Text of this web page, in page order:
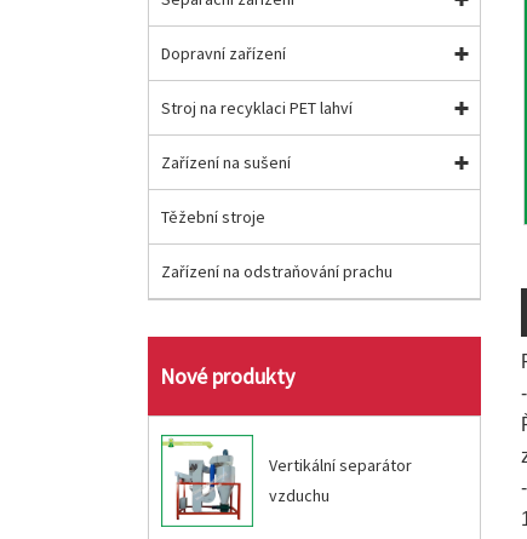
Dopravní zařízení
Stroj na recyklaci PET lahví
Zařízení na sušení
Těžební stroje
Zařízení na odstraňování prachu
Nové produkty
Vertikální separátor
vzduchu